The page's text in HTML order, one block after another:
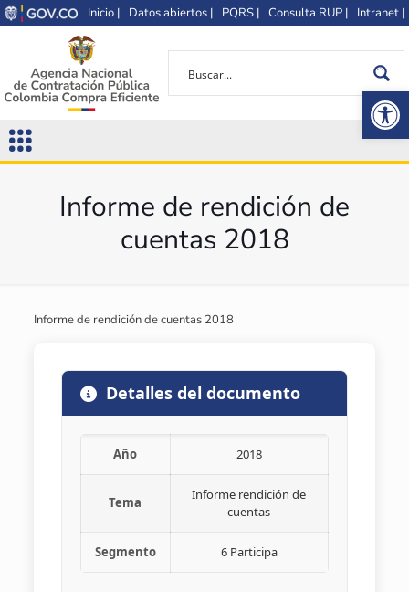
Inicio | Datos abiertos | PQRS | Consulta RUP | Intranet |
Informe de rendición de
cuentas 2018
Informe de rendición de cuentas 2018
Detalles del documento
Año 2018
Tema
Informe rendición de
cuentas
Segmento 6 Participa